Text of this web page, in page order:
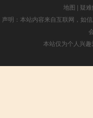
地图 | 疑
声明：本站内容来自互联网，如
本站仅为个人兴